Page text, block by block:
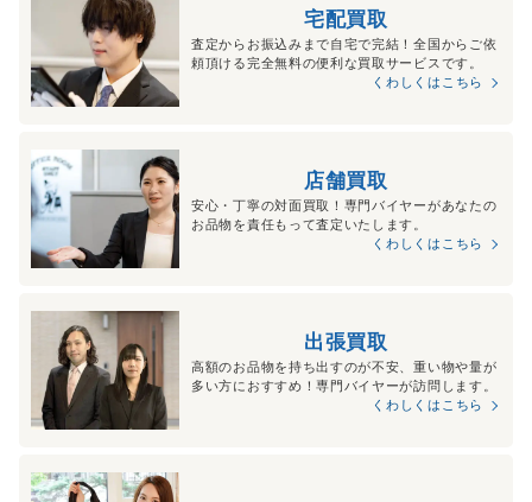
宅配買取
査定からお振込みまで自宅で完結！全国からご依
頼頂ける完全無料の便利な買取サービスです。
くわしくはこちら
店舗買取
安心・丁寧の対面買取！専門バイヤーがあなたの
お品物を責任もって査定いたします。
くわしくはこちら
出張買取
高額のお品物を持ち出すのが不安、重い物や量が
多い方におすすめ！専門バイヤーが訪問します。
くわしくはこちら